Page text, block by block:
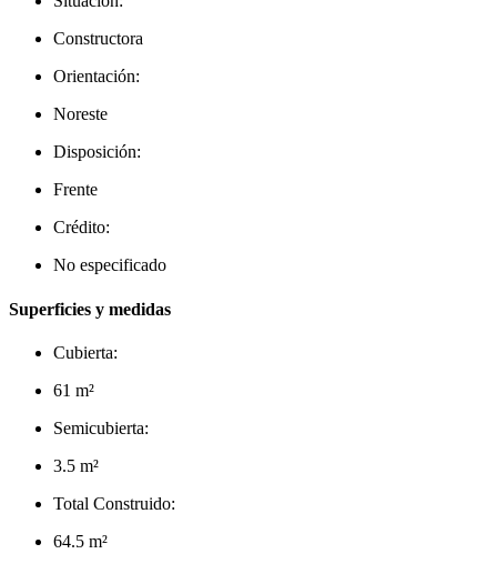
Constructora
Orientación:
Noreste
Disposición:
Frente
Crédito:
No especificado
Superficies y medidas
Cubierta:
61 m²
Semicubierta:
3.5 m²
Total Construido:
64.5 m²